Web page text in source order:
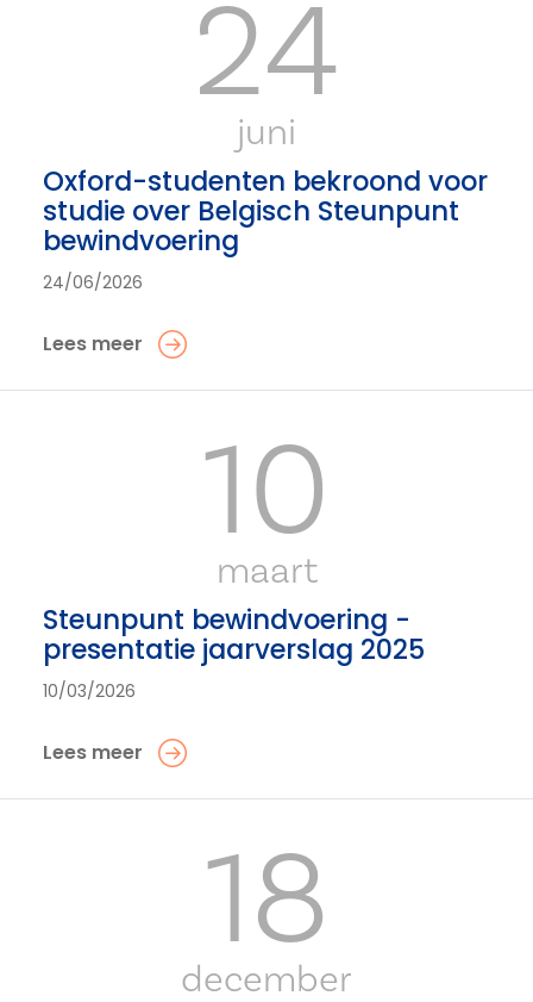
24
juni
Oxford-studenten bekroond voor
studie over Belgisch Steunpunt
bewindvoering
24/06/2026
Lees meer
10
maart
Steunpunt bewindvoering -
presentatie jaarverslag 2025
10/03/2026
Lees meer
18
december